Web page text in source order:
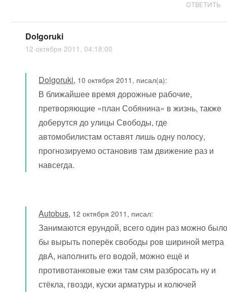
ОТВЕТИТЬ
Dolgoruki
12 октября 2011, 04:18:00
Dolgoruki, 10 октября 2011, писал(а):
В ближайшее время дорожные рабочие,
претворяющие «план Собянина» в жизнь, также
доберутся до улицы Свободы, где
автомобилистам оставят лишь одну полосу,
прогнозируемо остановив там движение раз и
навсегда.
Autobus, 12 октября 2011, писал:
Занимаются ерундой, всего один раз можно
бы вырыть поперёк свободы ров шириной метра
двА, наполнить его водой, можно ещё и
противотанковые ежи там сям разбросать ну и
стёкла, гвозди, куски арматуры и колючей